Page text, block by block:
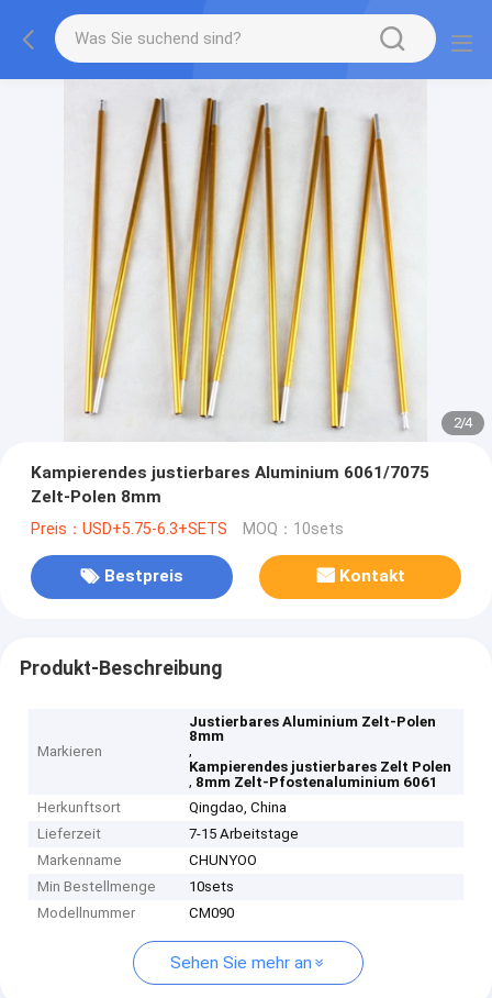
2/4
Kampierendes justierbares Aluminium 6061/7075
Zelt-Polen 8mm
Preis：USD+5.75-6.3+SETS MOQ：10sets
Bestpreis Kontakt
Produkt-Beschreibung
Markieren
Justierbares Aluminium Zelt-Polen
8mm
,
Kampierendes justierbares Zelt Polen
, 8mm Zelt-Pfostenaluminium 6061
Herkunftsort
Qingdao, China
Lieferzeit
7-15 Arbeitstage
Markenname
CHUNYOO
Min Bestellmenge
10sets
Modellnummer
CM090
Sehen Sie mehr an